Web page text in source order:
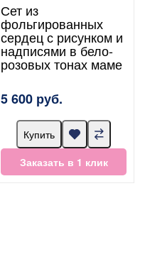
Сет из
фольгированных
сердец с рисунком и
надписями в бело-
розовых тонах маме
5 600 руб.
Купить
Заказать в 1 клик